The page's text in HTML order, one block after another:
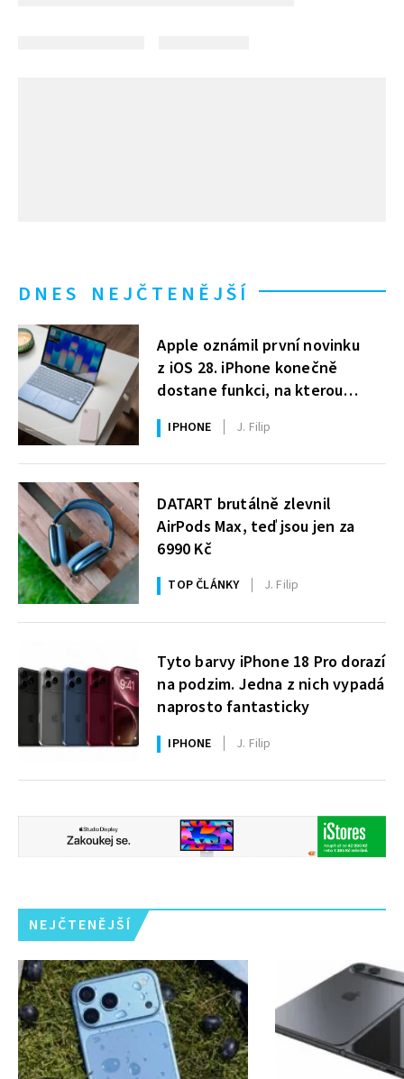
DNES NEJČTENĚJŠÍ
Apple oznámil první novinku
z iOS 28. iPhone konečně
dostane funkci, na kterou
uživatelé Windows čekají roky
IPHONE J. Filip
DATART brutálně zlevnil
AirPods Max, teď jsou jen za
6990 Kč
TOP ČLÁNKY J. Filip
Tyto barvy iPhone 18 Pro dorazí
na podzim. Jedna z nich vypadá
naprosto fantasticky
IPHONE J. Filip
NEJČTENĚJŠÍ